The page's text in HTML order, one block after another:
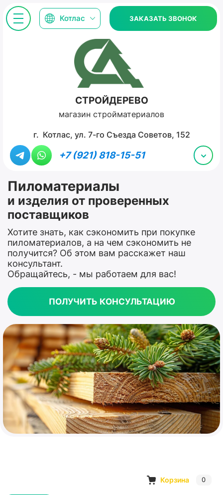
Котлас ЗАКАЗАТЬ ЗВОНОК
СТРОЙДЕРЕВО
магазин стройматериалов
г. Котлас, ул. 7-го Съезда Советов, 152
+7 (921) 818-15-51
Пиломатериалы
и изделия от проверенных
поставщиков
Хотите знать, как сэкономить при покупке
пиломатериалов, а на чем сэкономить не
получится? Об этом вам расскажет наш
консультант.
Обращайтесь, - мы работаем для вас!
ПОЛУЧИТЬ КОНСУЛЬТАЦИЮ
Корзина 0